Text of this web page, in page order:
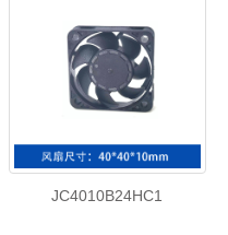
JC4010B24HC1